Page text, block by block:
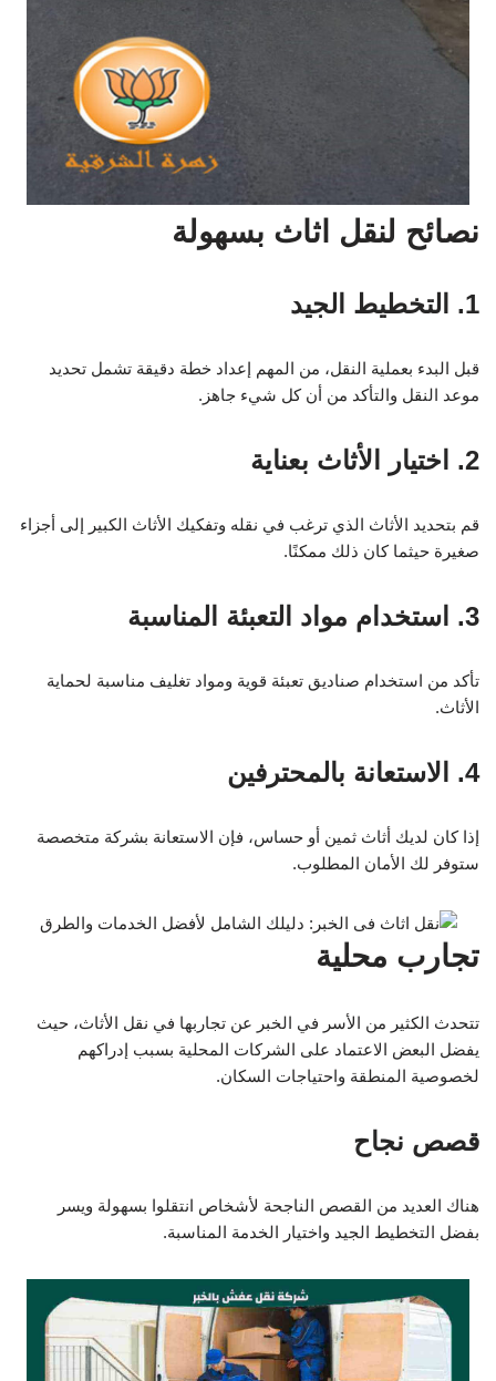
نصائح لنقل اثاث بسهولة
1. التخطيط الجيد
قبل البدء بعملية النقل، من المهم إعداد خطة دقيقة تشمل تحديد
موعد النقل والتأكد من أن كل شيء جاهز.
2. اختيار الأثاث بعناية
قم بتحديد الأثاث الذي ترغب في نقله وتفكيك الأثاث الكبير إلى أجزاء
صغيرة حيثما كان ذلك ممكنًا.
3. استخدام مواد التعبئة المناسبة
تأكد من استخدام صناديق تعبئة قوية ومواد تغليف مناسبة لحماية
الأثاث.
4. الاستعانة بالمحترفين
إذا كان لديك أثاث ثمين أو حساس، فإن الاستعانة بشركة متخصصة
ستوفر لك الأمان المطلوب.
تجارب محلية
تتحدث الكثير من الأسر في الخبر عن تجاربها في نقل الأثاث، حيث
يفضل البعض الاعتماد على الشركات المحلية بسبب إدراكهم
لخصوصية المنطقة واحتياجات السكان.
قصص نجاح
هناك العديد من القصص الناجحة لأشخاص انتقلوا بسهولة ويسر
بفضل التخطيط الجيد واختيار الخدمة المناسبة.